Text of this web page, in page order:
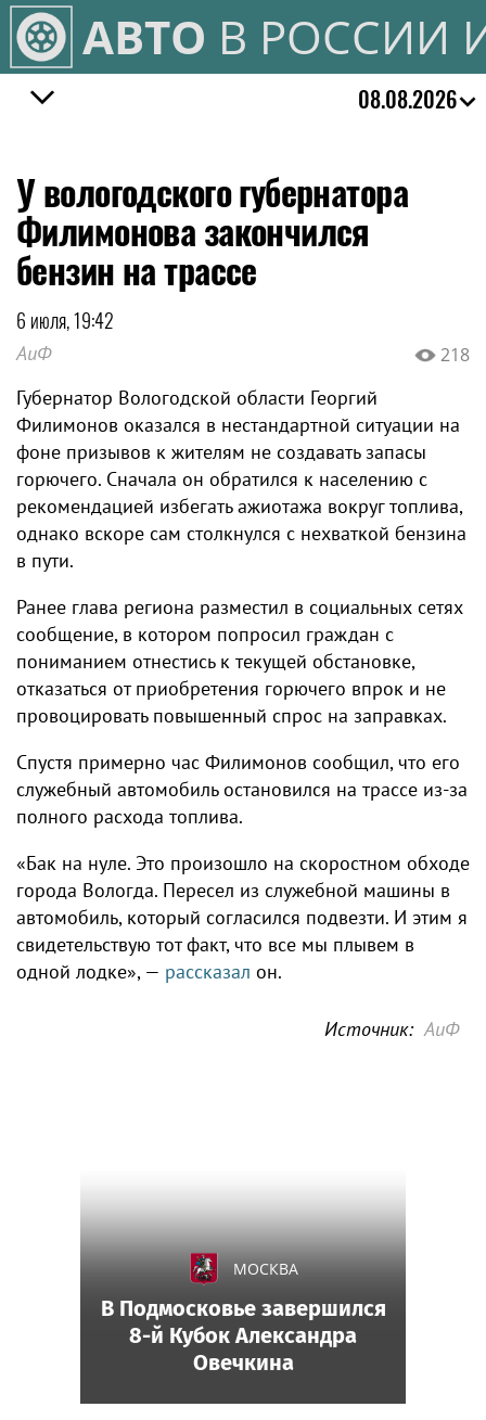
АВТО В РОССИИ
08.08.2026
У вологодского губернатора
Филимонова закончился
бензин на трассе
6 июля, 19:42
АиФ 218
Губернатор Вологодской области Георгий
Филимонов оказался в нестандартной ситуации на
фоне призывов к жителям не создавать запасы
горючего. Сначала он обратился к населению с
рекомендацией избегать ажиотажа вокруг топлива,
однако вскоре сам столкнулся с нехваткой бензина
в пути.
Ранее глава региона разместил в социальных сетях
сообщение, в котором попросил граждан с
пониманием отнестись к текущей обстановке,
отказаться от приобретения горючего впрок и не
провоцировать повышенный спрос на заправках.
Спустя примерно час Филимонов сообщил, что его
служебный автомобиль остановился на трассе из-за
полного расхода топлива.
«Бак на нуле. Это произошло на скоростном обходе
города Вологда. Пересел из служебной машины в
автомобиль, который согласился подвезти. И этим я
свидетельствую тот факт, что все мы плывем в
одной лодке», — рассказал он.
Источник: АиФ
МОСКВА
В Подмосковье завершился
8-й Кубок Александра
Овечкина